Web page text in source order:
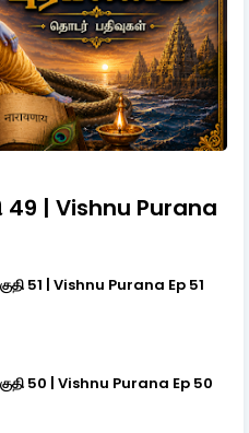
49 | Vishnu Purana
51 | Vishnu Purana Ep 51
50 | Vishnu Purana Ep 50